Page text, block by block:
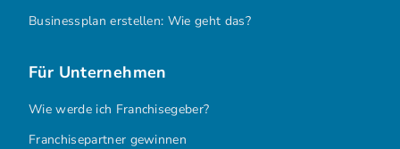
Businessplan erstellen: Wie geht das?
Für Unternehmen
Wie werde ich Franchisegeber?
Franchisepartner gewinnen